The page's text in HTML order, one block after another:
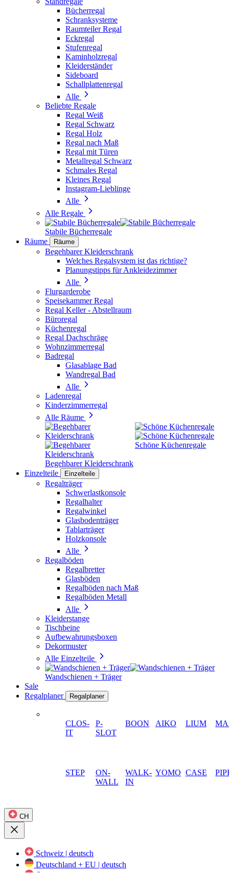
Bücherregal
Schranksysteme
Raumteiler Regal
Eckregal
Stufenregal
Kaminholzregal
Kleiderständer
Sideboard
Schallplattenregal
Alle
Beliebte Regale
Regal Weiß
Regal Schwarz
Regal Holz
Regal nach Maß
Regal mit Türen
Metallregal Schwarz
Schmales Regal
Kleines Regal
Instagram-Lieblinge
Alle
Alle Regale
Stabile Bücherregale
Räume
Räume
Begehbarer Kleiderschrank
Welches Regalsystem ist das richtige?
Planungstipps für Ankleidezimmer
Alle
Flurgarderobe
Speisekammer Regal
Regal Keller - Abstellraum
Büroregal
Küchenregal
Regal Dachschräge
Wohnzimmerregal
Badregal
Glasablage Bad
Wandregal Bad
Alle
Ladenregal
Kinderzimmerregal
Alle Räume
Begehbarer Kleiderschrank
Schöne Küchenregale
Einzelteile Einzelteile
Regalträger
Schwerlastkonsole
Regalhalter
Regalwinkel
Glasbodenträger
Tablarträger
Holzkonsole
Alle
Regalböden
Regalbretter
Glasböden
Regalböden nach Maß
Regalböden Metall
Alle
Kleiderstange
Tischbeine
Aufbewahrungsboxen
Dekormuster
Alle Einzelteile
Wandschienen + Träger
Sale
Regalplaner
Regalplaner
CLOS-
IT
P-
SLOT
BOON AIKO LIUM
STEP
ON-
WALL
WALK-
IN
YOMO CASE
CH
Schweiz | deutsch
Deutschland + EU | deutsch